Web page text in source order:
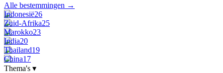
Alle bestemmingen →
Indonesië26
Zuid-Afrika25
Marokko23
India20
Thailand19
China17
Thema's ▾